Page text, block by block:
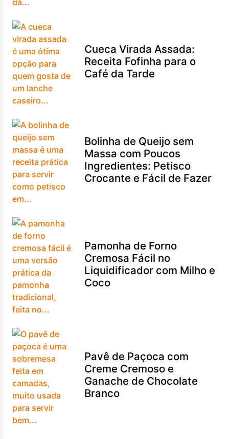
Cueca Virada Assada:
Receita Fofinha para o
Café da Tarde
Bolinha de Queijo sem
Massa com Poucos
Ingredientes: Petisco
Crocante e Fácil de Fazer
Pamonha de Forno
Cremosa Fácil no
Liquidificador com Milho e
Coco
Pavê de Paçoca com
Creme Cremoso e
Ganache de Chocolate
Branco